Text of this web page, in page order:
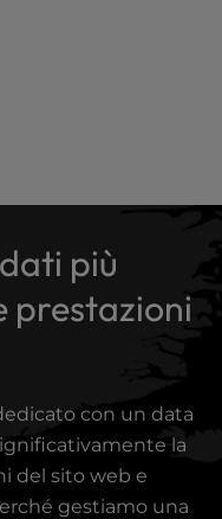
più
prestazioni
con un data
la
del sito web e
gestiamo una